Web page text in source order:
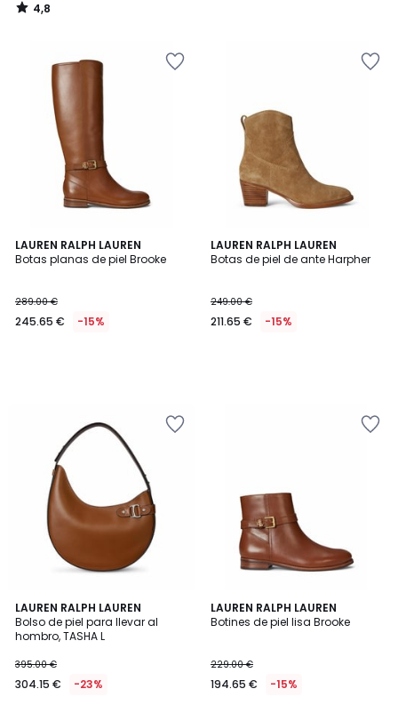
4,8
/
LAUREN RALPH LAUREN
Botas planas de piel Brooke
289.00 €
245.65 € -15%
LAUREN RALPH LAUREN
Botas de piel de ante Harpher
249.00 €
211.65 € -15%
LAUREN RALPH LAUREN
Bolso de piel para llevar al
hombro, TASHA L
395.00 €
304.15 € -23%
LAUREN RALPH LAUREN
Botines de piel lisa Brooke
229.00 €
194.65 € -15%
3
/